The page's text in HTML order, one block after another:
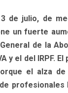
de julio, de
un fuerte
de la
y el del IRPF.
el alza